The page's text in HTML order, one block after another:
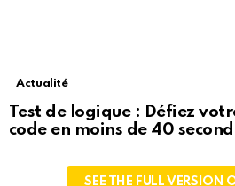
Actualité
Test de logique : Défiez
code en moins de 40
SEE THE FULL VERSION